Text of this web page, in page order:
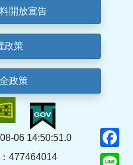
開放宣告
政策
政策
06 14:50:51.0
477464014